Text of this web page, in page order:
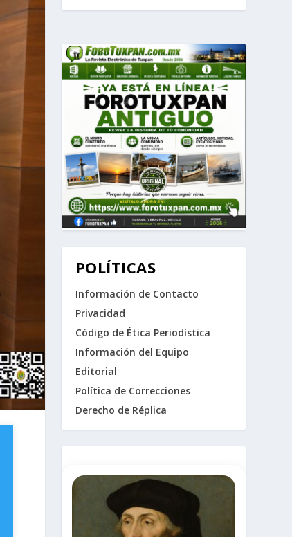
POLÍTICAS
Información de Contacto
Privacidad
Código de Ética Periodística
Información del Equipo
Editorial
Política de Correcciones
Derecho de Réplica